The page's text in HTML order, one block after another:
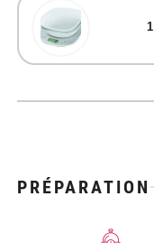
1
PRÉPARATION